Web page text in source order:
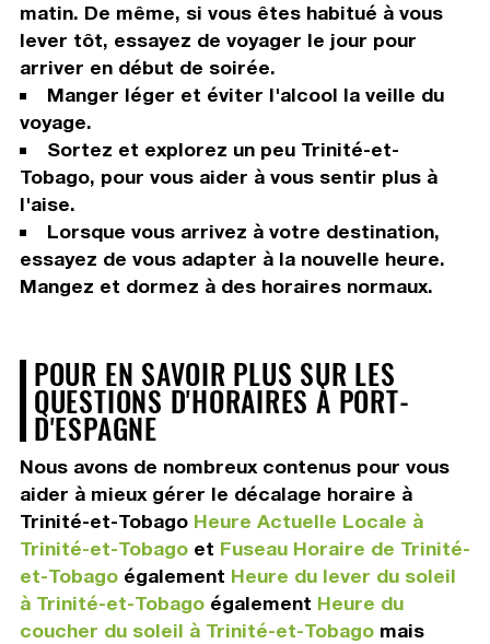
matin. De même, si vous êtes habitué à vous
lever tôt, essayez de voyager le jour pour
arriver en début de soirée.
Manger léger et éviter l'alcool la veille du
voyage.
Sortez et explorez un peu Trinité-et-
Tobago, pour vous aider à vous sentir plus à
l'aise.
Lorsque vous arrivez à votre destination,
essayez de vous adapter à la nouvelle heure.
Mangez et dormez à des horaires normaux.
POUR EN SAVOIR PLUS SUR LES
QUESTIONS D'HORAIRES À PORT-
D'ESPAGNE
Nous avons de nombreux contenus pour vous
aider à mieux gérer le décalage horaire à
Trinité-et-Tobago Heure Actuelle Locale à
Trinité-et-Tobagoet Fuseau Horaire de Trinité-
et-Tobagoégalement Heure du lever du soleil
à Trinité-et-Tobagoégalement Heure du
coucher du soleil à Trinité-et-Tobagomais